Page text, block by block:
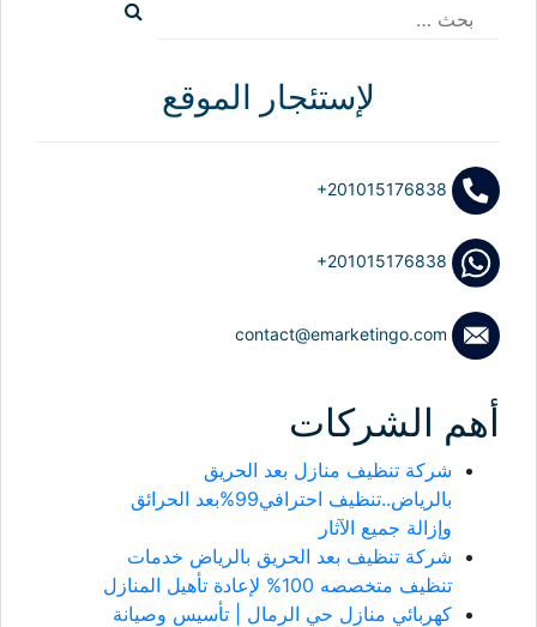
البحث
لإستئجار الموقع
+201015176838
+201015176838
contact@emarketingo.com
أهم الشركات
شركة تنظيف منازل بعد الحريق
بالرياض..تنظيف احترافي99%بعد الحرائق
وإزالة جميع الآثار
شركة تنظيف بعد الحريق بالرياض خدمات
تنظيف متخصصه 100% لإعادة تأهيل المنازل
كهربائي منازل حي الرمال | تأسيس وصيانة